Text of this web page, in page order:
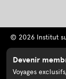
© 2026 Institut
Devenir
Voyages